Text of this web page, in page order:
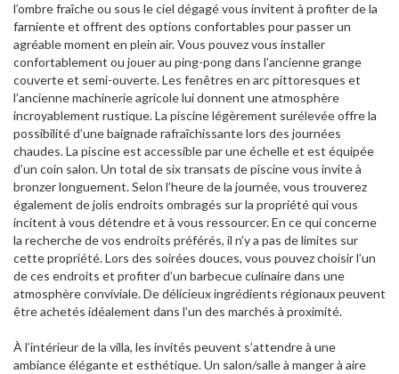
l’ombre fraîche ou sous le ciel dégagé vous invitent à profiter de la
farniente et offrent des options confortables pour passer un
agréable moment en plein air. Vous pouvez vous installer
confortablement ou jouer au ping-pong dans l’ancienne grange
couverte et semi-ouverte. Les fenêtres en arc pittoresques et
l’ancienne machinerie agricole lui donnent une atmosphère
incroyablement rustique. La piscine légèrement surélevée offre la
possibilité d’une baignade rafraîchissante lors des journées
chaudes. La piscine est accessible par une échelle et est équipée
d’un coin salon. Un total de six transats de piscine vous invite à
bronzer longuement. Selon l’heure de la journée, vous trouverez
également de jolis endroits ombragés sur la propriété qui vous
incitent à vous détendre et à vous ressourcer. En ce qui concerne
la recherche de vos endroits préférés, il n’y a pas de limites sur
cette propriété. Lors des soirées douces, vous pouvez choisir l’un
de ces endroits et profiter d’un barbecue culinaire dans une
atmosphère conviviale. De délicieux ingrédients régionaux peuvent
être achetés idéalement dans l’un des marchés à proximité.
À l’intérieur de la villa, les invités peuvent s’attendre à une
ambiance élégante et esthétique. Un salon/salle à manger à aire